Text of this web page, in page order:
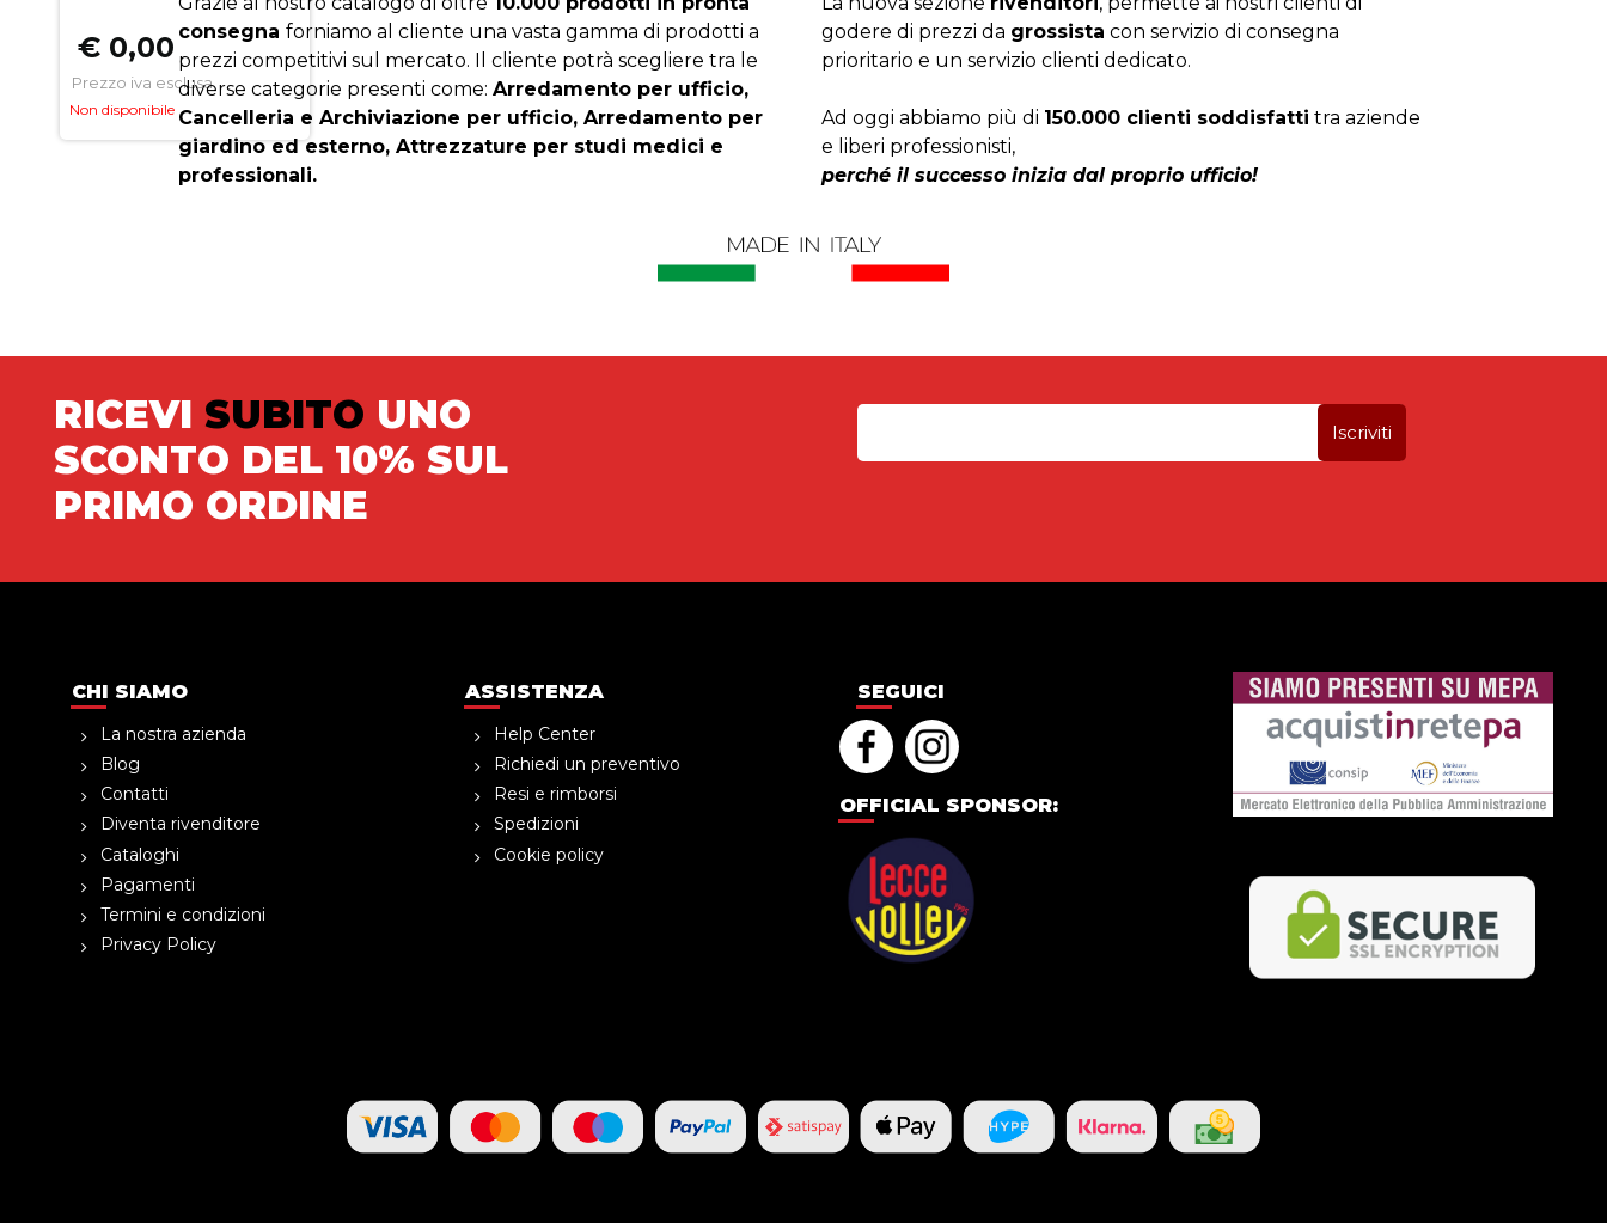
€ 0,00
Prezzo iva esclusa
Non disponibile
consegnaforniamo al cliente una vasta gamma di prodotti a
prezzi competitivi sul mercato. Il cliente potrà scegliere tra le
diverse categorie presenti come:Arredamento per ufficio,
Cancelleria e Archiviazione per ufficio, Arredamento per
giardino ed esterno, Attrezzature per studi medici e
professionali.
godere di prezzi da grossista con servizio di consegna
prioritario e un servizio clienti dedicato.
Ad oggi abbiamo più di 150.000 clienti soddisfatti tra aziende
e liberi professionisti,
perché il successo inizia dal proprio ufficio!
RICEVI SUBITO UNO
SCONTO DEL 10% SUL
PRIMO ORDINE
CHI SIAMO
La nostra azienda
Blog
Contatti
Diventa rivenditore
Cataloghi
Pagamenti
Termini e condizioni
Privacy Policy
ASSISTENZA
Help Center
Richiedi un preventivo
Resi e rimborsi
Spedizioni
Cookie policy
SEGUICI
OFFICIAL SPONSOR: